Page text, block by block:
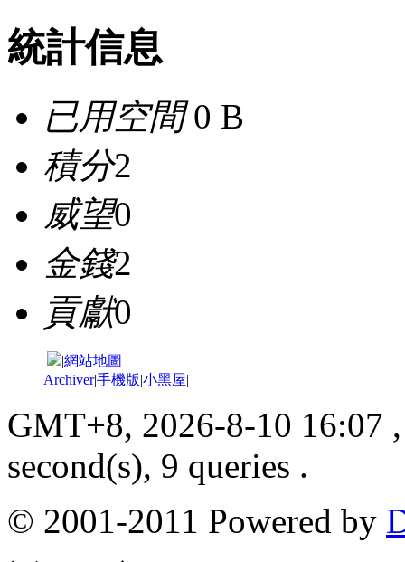
統計信息
已用空間0 B
積分2
威望0
金錢2
貢獻0
|網站地圖
Archiver|手機版|小黑屋|
GMT+8, 2026-8-10 16:07
second(s), 9 queries .
© 2001-2011 Powered by